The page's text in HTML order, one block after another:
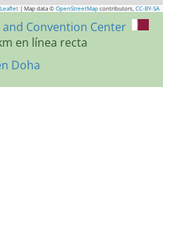
Leaflet | Map data © OpenStreetMap contributors, CC-BY-SA
and Convention Center
en línea recta
Doha